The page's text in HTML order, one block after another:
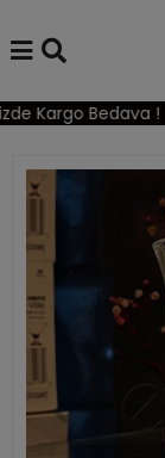
Kargo Bedava !